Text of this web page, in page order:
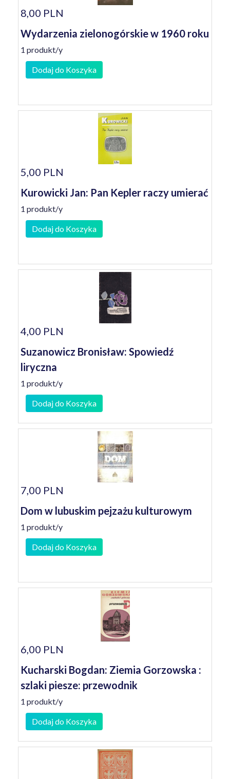
8,00 PLN
Wydarzenia zielonogórskie w 1960 roku
1 produkt/y
Dodaj do Koszyka
5,00 PLN
Kurowicki Jan: Pan Kepler raczy umierać
1 produkt/y
Dodaj do Koszyka
4,00 PLN
Suzanowicz Bronisław: Spowiedź
liryczna
1 produkt/y
Dodaj do Koszyka
7,00 PLN
Dom w lubuskim pejzażu kulturowym
1 produkt/y
Dodaj do Koszyka
6,00 PLN
Kucharski Bogdan: Ziemia Gorzowska :
szlaki piesze: przewodnik
1 produkt/y
Dodaj do Koszyka